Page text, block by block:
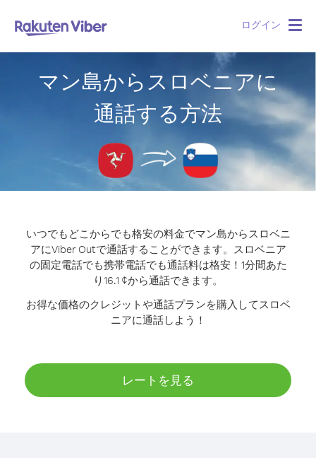
ログイン
マン島からスロベニアに
通話する方法
いつでもどこからでも格安の料金でマン島からスロベニ
アにViber Outで通話することができます。 スロベニア
の固定電話でも携帯電話でも通話料は格安！1分間あた
り16.1 ¢から通話できます。
お得な価格のクレジットや通話プランを購入してスロベ
ニアに通話しよう！
レートを見る